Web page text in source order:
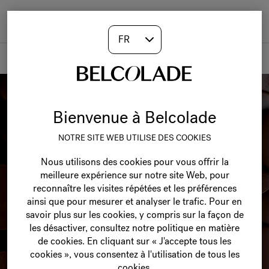
Bienvenue à Belcolade
NOTRE SITE WEB UTILISE DES COOKIES
Nous utilisons des cookies pour vous offrir la
meilleure expérience sur notre site Web, pour
reconnaître les visites répétées et les préférences
ainsi que pour mesurer et analyser le trafic. Pour en
savoir plus sur les cookies, y compris sur la façon de
les désactiver, consultez notre politique en matière
de cookies. En cliquant sur « J'accepte tous les
cookies », vous consentez à l'utilisation de tous les